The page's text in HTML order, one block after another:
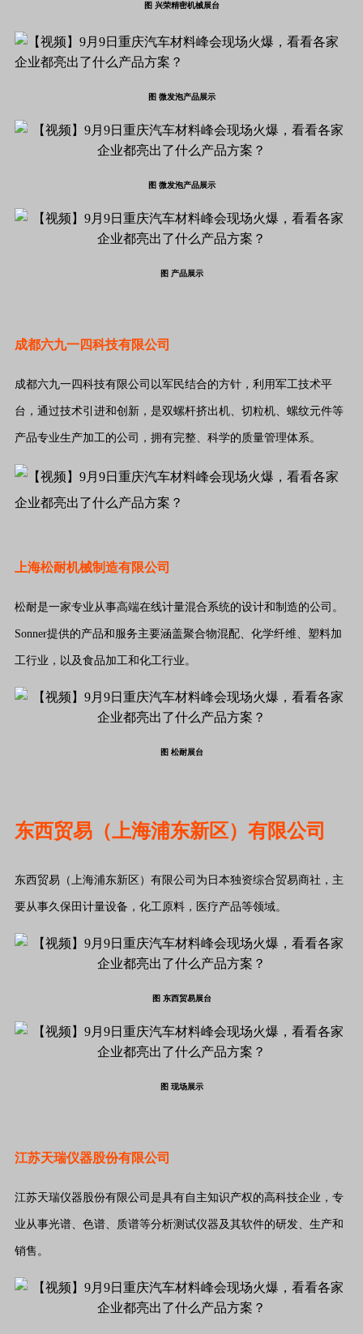
图 兴荣精密机械展台
图 微发泡产品展示
图 微发泡产品展示
图 产品展示
成都六九一四科技有限公司
成都六九一四科技有限公司以军民结合的方针，利用军工技术平
台，通过技术引进和创新，是双螺杆挤出机、切粒机、螺纹元件等
产品专业生产加工的公司，拥有完整、科学的质量管理体系。
上海松耐机械制造有限公司
松耐是一家专业从事高端在线计量混合系统的设计和制造的公司。
Sonner提供的产品和服务主要涵盖聚合物混配、化学纤维、塑料加
工行业，以及食品加工和化工行业。
图 松耐展台
东西贸易（上海浦东新区）有限公司
东西贸易（上海浦东新区）有限公司为日本独资综合贸易商社，主
要从事久保田计量设备，化工原料，医疗产品等领域。
图 东西贸易展台
图 现场展示
江苏天瑞仪器股份有限公司
江苏天瑞仪器股份有限公司是具有自主知识产权的高科技企业，专
业从事光谱、色谱、质谱等分析测试仪器及其软件的研发、生产和
销售。